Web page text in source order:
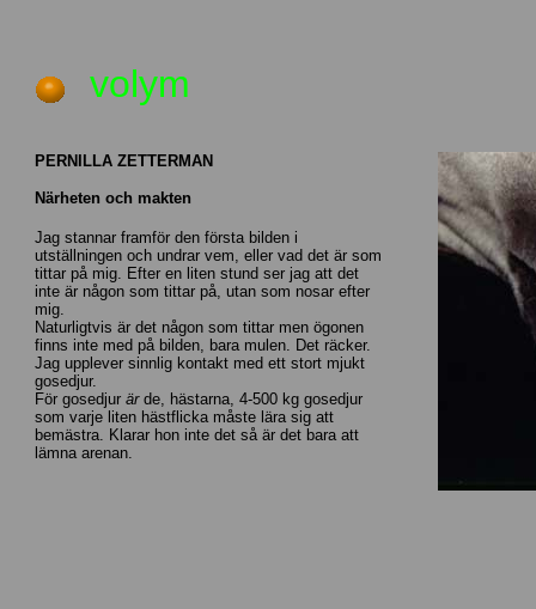
volym
PERNILLA ZETTERMAN
Närheten och makten
Jag stannar framför den första bilden i
utställningen och undrar vem, eller vad det är som
tittar på mig. Efter en liten stund ser jag att det
inte är någon som tittar på, utan som nosar efter
mig.
Naturligtvis är det någon som tittar men ögonen
finns inte med på bilden, bara mulen. Det räcker.
Jag upplever sinnlig kontakt med ett stort mjukt
gosedjur.
För gosedjur ärde, hästarna, 4-500 kg gosedjur
som varje liten hästflicka måste lära sig att
bemästra. Klarar hon inte det så är det bara att
lämna arenan.